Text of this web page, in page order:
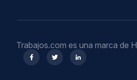
Trabajos.com es una marca de